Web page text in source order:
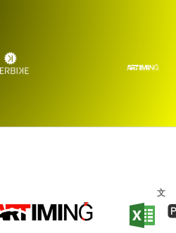
文